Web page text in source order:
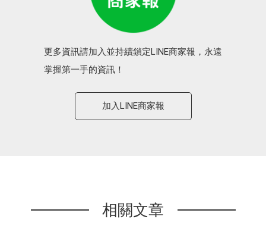
更多資訊請加入並持續鎖定LINE商家報，永遠
掌握第一手的資訊！
加入LINE商家報
相關文章